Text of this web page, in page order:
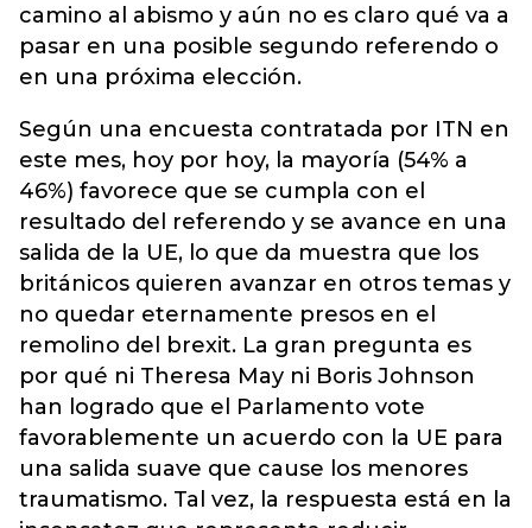
camino al abismo y aún no es claro qué va a
pasar en una posible segundo referendo o
en una próxima elección.
Según una encuesta contratada por ITN en
este mes, hoy por hoy, la mayoría (54% a
46%) favorece que se cumpla con el
resultado del referendo y se avance en una
salida de la UE, lo que da muestra que los
británicos quieren avanzar en otros temas y
no quedar eternamente presos en el
remolino del brexit. La gran pregunta es
por qué ni Theresa May ni Boris Johnson
han logrado que el Parlamento vote
favorablemente un acuerdo con la UE para
una salida suave que cause los menores
traumatismo. Tal vez, la respuesta está en la